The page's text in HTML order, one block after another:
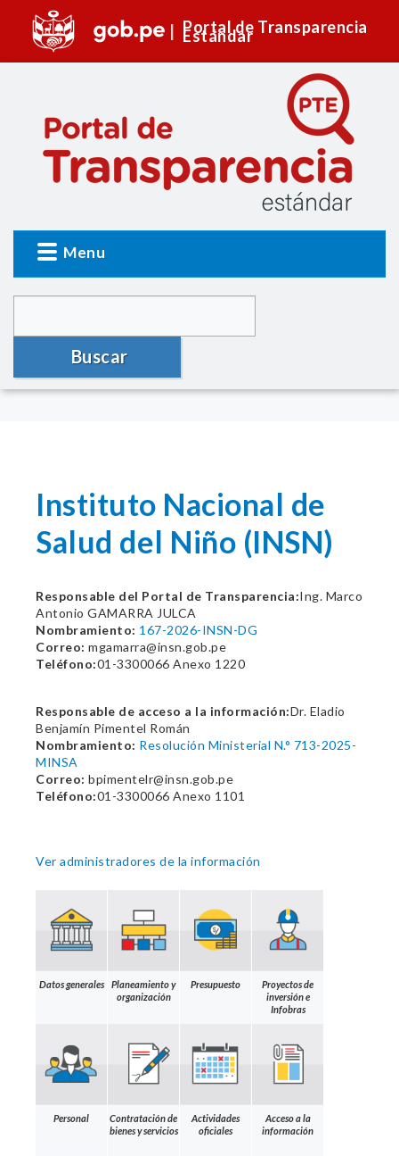
Portal de Transparencia
Estándar
Menu
Buscar
Instituto Nacional de
Salud del Niño (INSN)
Responsable del Portal de Transparencia:Ing. Marco
Antonio GAMARRA JULCA
Nombramiento: 167-2026-INSN-DG
Correo: mgamarra@insn.gob.pe
Teléfono:01-3300066 Anexo 1220
Responsable de acceso a la información:Dr. Eladio
Benjamín Pimentel Román
Nombramiento: Resolución Ministerial N.° 713-2025-
MINSA
Correo: bpimentelr@insn.gob.pe
Teléfono:01-3300066 Anexo 1101
Ver administradores de la información
Datos generales
Planeamiento y
organización
Presupuesto
Proyectos de
inversión e
Infobras
Personal
Contratación de
bienes y servicios
Actividades
oficiales
Acceso a la
información